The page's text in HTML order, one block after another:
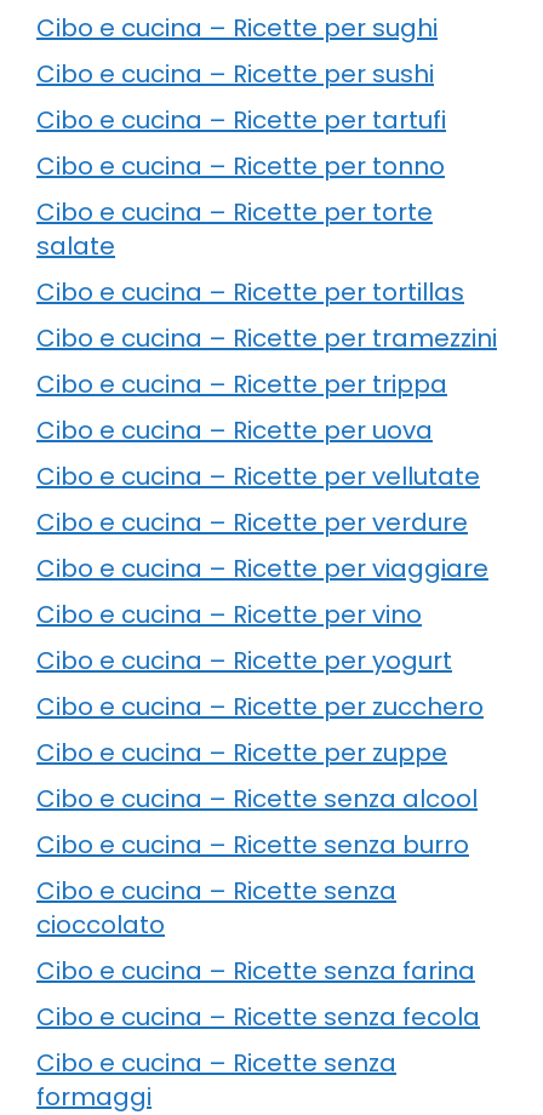
Cibo e cucina – Ricette per sughi
Cibo e cucina – Ricette per sushi
Cibo e cucina – Ricette per tartufi
Cibo e cucina – Ricette per tonno
Cibo e cucina – Ricette per torte
salate
Cibo e cucina – Ricette per tortillas
Cibo e cucina – Ricette per tramezzini
Cibo e cucina – Ricette per trippa
Cibo e cucina – Ricette per uova
Cibo e cucina – Ricette per vellutate
Cibo e cucina – Ricette per verdure
Cibo e cucina – Ricette per viaggiare
Cibo e cucina – Ricette per vino
Cibo e cucina – Ricette per yogurt
Cibo e cucina – Ricette per zucchero
Cibo e cucina – Ricette per zuppe
Cibo e cucina – Ricette senza alcool
Cibo e cucina – Ricette senza burro
Cibo e cucina – Ricette senza
cioccolato
Cibo e cucina – Ricette senza farina
Cibo e cucina – Ricette senza fecola
Cibo e cucina – Ricette senza
formaggi